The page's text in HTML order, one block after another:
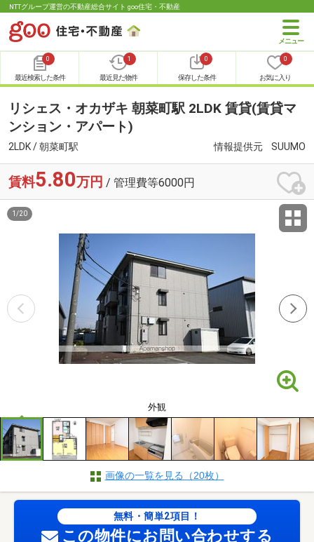
NTTグループ運営の不動産総合サイト goo住宅・不動産
0
最近検索した条件
1
最近見た物件
0
保存した条件
0
お気に入り
リシェス・オカザキ 朝菜町駅 2LDK 賃貸(賃貸マ
ンション・アパート)
2LDK / 朝菜町駅 情報提供元 SUUMO
賃料5.80万円 / 管理費等6000円
外観
1 /20
画像の一覧を見る（20枚）
無料・簡単2項目！
この物件にお問い合わせする